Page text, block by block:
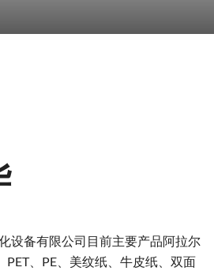
设备有限公司目前主要产品阿拉尔
PET、PE、美纹纸、牛皮纸、双面